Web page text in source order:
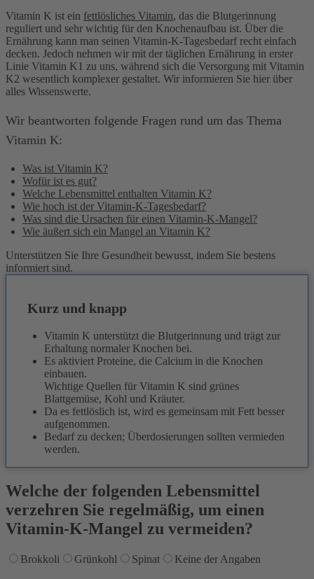
Vitamin K ist ein fettlösliches Vitamin, das die Blutgerinnung
reguliert und sehr wichtig für den Knochenaufbau ist. Über die
Ernährung kann man seinen Vitamin-K-Tagesbedarf recht einfach
decken. Jedoch nehmen wir mit der täglichen Ernährung in erster
Linie Vitamin K1 zu uns, während sich die Versorgung mit Vitamin
K2 wesentlich komplexer gestaltet. Wir informieren Sie hier über
alles Wissenswerte.
Wir beantworten folgende Fragen rund um das Thema
Vitamin K:
Was ist Vitamin K?
Wofür ist es gut?
Welche Lebensmittel enthalten Vitamin K?
Wie hoch ist der Vitamin-K-Tagesbedarf?
Was sind die Ursachen für einen Vitamin-K-Mangel?
Wie äußert sich ein Mangel an Vitamin K?
Unterstützen Sie Ihre Gesundheit bewusst, indem Sie bestens
informiert sind.
Kurz und knapp
Vitamin K unterstützt die Blutgerinnung und trägt zur
Erhaltung normaler Knochen bei.
Es aktiviert Proteine, die Calcium in die Knochen
einbauen.
Wichtige Quellen für Vitamin K sind grünes
Blattgemüse, Kohl und Kräuter.
Da es fettlöslich ist, wird es gemeinsam mit Fett besser
aufgenommen.
Bedarf zu decken; Überdosierungen sollten vermieden
werden.
Welche der folgenden Lebensmittel
verzehren Sie regelmäßig, um einen
Vitamin-K-Mangel zu vermeiden?
Brokkoli Grünkohl Spinat Keine der Angaben